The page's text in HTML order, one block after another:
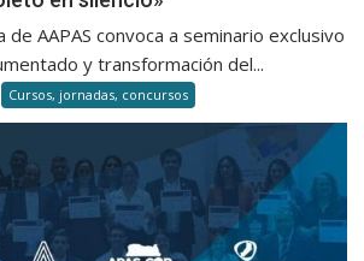
para
no
volverte
en
de AAPAS convoca a seminario exclusivo
y transformación del...
Cursos, jornadas, concursos